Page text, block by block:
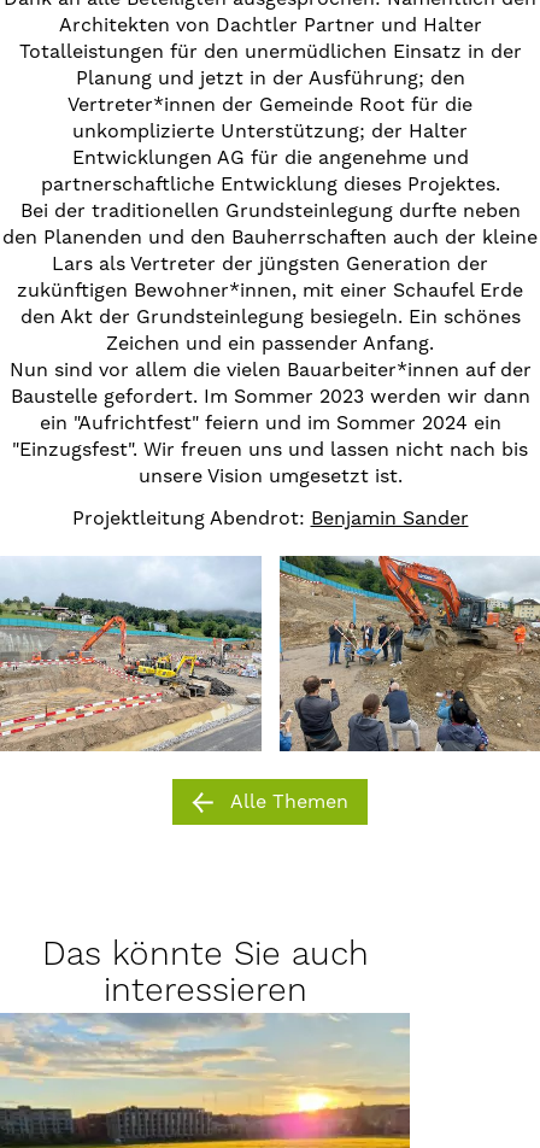
Architekten von Dachtler Partner und Halter
Totalleistungen für den unermüdlichen Einsatz in der
Planung und jetzt in der Ausführung; den
Vertreter*innen der Gemeinde Root für die
unkomplizierte Unterstützung; der Halter
Entwicklungen AG für die angenehme und
partnerschaftliche Entwicklung dieses Projektes.
Bei der traditionellen Grundsteinlegung durfte neben
den Planenden und den Bauherrschaften auch der kleine
Lars als Vertreter der jüngsten Generation der
zukünftigen Bewohner*innen, mit einer Schaufel Erde
den Akt der Grundsteinlegung besiegeln. Ein schönes
Zeichen und ein passender Anfang.
Nun sind vor allem die vielen Bauarbeiter*innen auf der
Baustelle gefordert. Im Sommer 2023 werden wir dann
ein "Aufrichtfest" feiern und im Sommer 2024 ein
"Einzugsfest". Wir freuen uns und lassen nicht nach bis
unsere Vision umgesetzt ist.
Projektleitung Abendrot: Benjamin Sander
Alle Themen
Das könnte Sie auch
interessieren